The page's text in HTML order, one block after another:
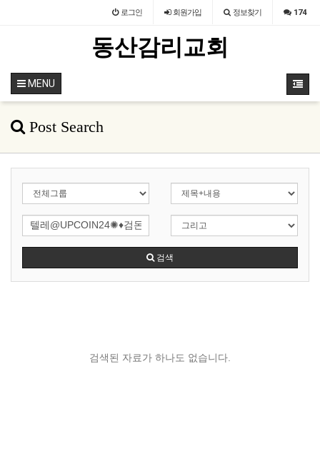
로그인 회원가입 정보찾기 174
동산감리교회
MENU
Post Search
검색
검색된 자료가 하나도 없습니다.